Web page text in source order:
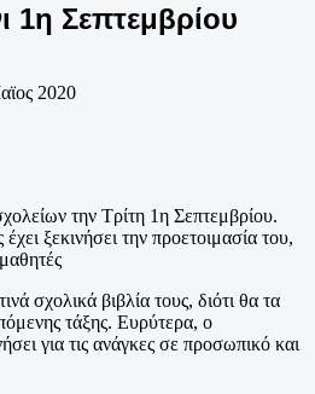
1η Σεπτεμβρίου
2020
την Τρίτη 1η Σεπτεμβρίου.
ξεκινήσει την προετοιμασία του,
σχολικά βιβλία τους, διότι θα τα
τάξης. Ευρύτερα, ο
για τις ανάγκες σε προσωπικό και